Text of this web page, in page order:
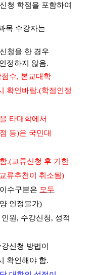
청 학점을 포함하여
목 수강자는
청을 한 경우
정하지 않음.
점수, 본교대학
확인바람.(학점인정
타대학에서
등)은 국민대
.(교류신청 후 기한
류추천이 취소됨)
수구분은 모두
인정불가)
원, 수강신청, 성적
신청 방법이
확인해야 함.